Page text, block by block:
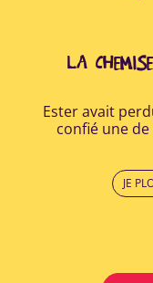
LA
Ester avait
confié une
JE